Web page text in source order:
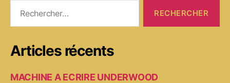
Articles récents
MACHINE A ECRIRE UNDERWOOD